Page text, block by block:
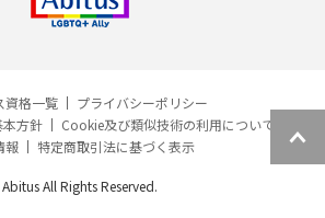
説明会予約
資格一覧
プライバシーポリシー
方針
Cookie及び類似技術の利用について
報
特定商取引法に基づく表示
Abitus All Rights Reserved.